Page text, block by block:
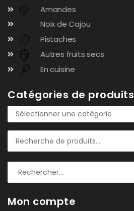
Amandes
Noix de Cajou
Pistaches
Autres fruits secs
En cuisine
Catégories de produits
Sélectionner une catégorie
Mon compte